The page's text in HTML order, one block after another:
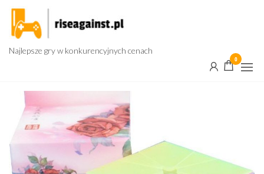
Przejdź
treści
Najlepsze gry w konkurencyjnych cenach
0